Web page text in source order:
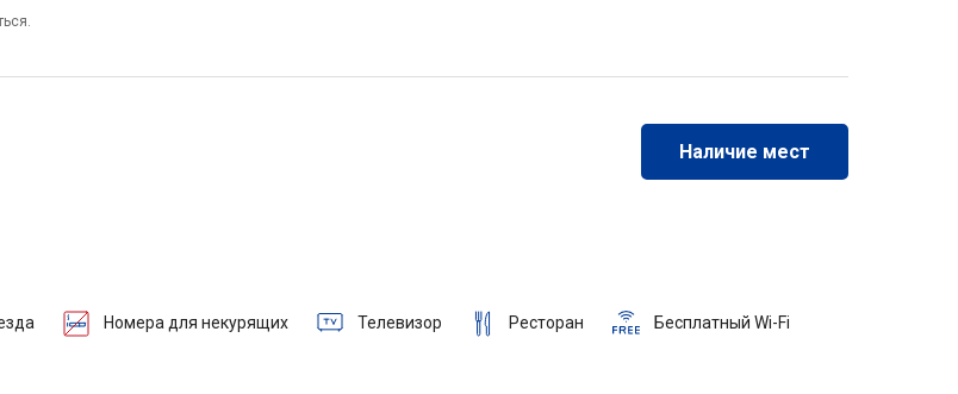
Наличие мест
Номера для некурящих Телевизор Ресторан Бесплатный Wi-Fi